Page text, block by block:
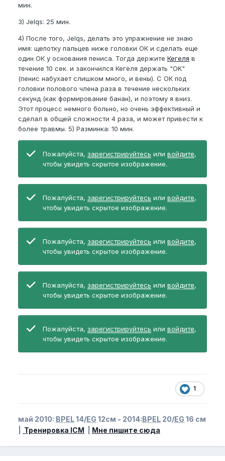
мин.
3) Jelqs: 25 мин.
4) После того, Jelqs, делать это упражнение не знаю
имя: щепотку пальцев ниже головки ОК и сделать еще
один ОК у основания пениса. Тогда держите Кегеля в
течение 10 сек. и закончился Кегеля держать "OK"
(пенис набухает слишком много, и вены). С ОК под
головки полового члена раза в течение нескольких
секунд (как формирование банан), и поэтому я вниз.
Этот процесс немного больно, но очень эффективный и
сделал в общей сложности 4 раза, и может привести к
более травмы. 5) Разминка: 10 мин.
Пожалуйста, зарегистрируйтесь или войдите,
чтобы увидеть скрытое изображение.
Пожалуйста, зарегистрируйтесь или войдите,
чтобы увидеть скрытое изображение.
Пожалуйста, зарегистрируйтесь или войдите,
чтобы увидеть скрытое изображение.
Пожалуйста, зарегистрируйтесь или войдите,
чтобы увидеть скрытое изображение.
Пожалуйста, зарегистрируйтесь или войдите,
чтобы увидеть скрытое изображение.
1
май 2010: BPEL14/EG 12см - 2014:BPEL 20/EG 16 см
Тренировка ICM Мне пишите сюда